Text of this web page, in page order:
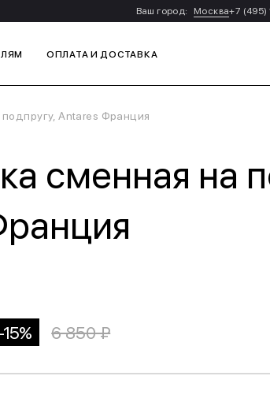
Ваш город: Москва+7
ОПЛАТА И ДОСТАВКА
Antares Франция
сменная на
6 850 ₽